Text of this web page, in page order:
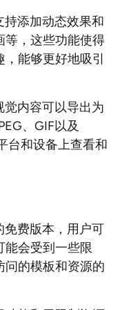
持添加动态效果和
等，这些功能使得
能够更好地吸引
觉内容可以导出为
、GIF以及
台和设备上查看和
免费版本，用户可
能会受到一些限
问的模板和资源的